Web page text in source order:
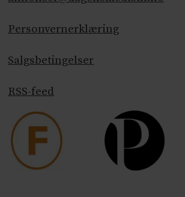
Personvernerklæring
Salgsbetingelser
RSS-feed